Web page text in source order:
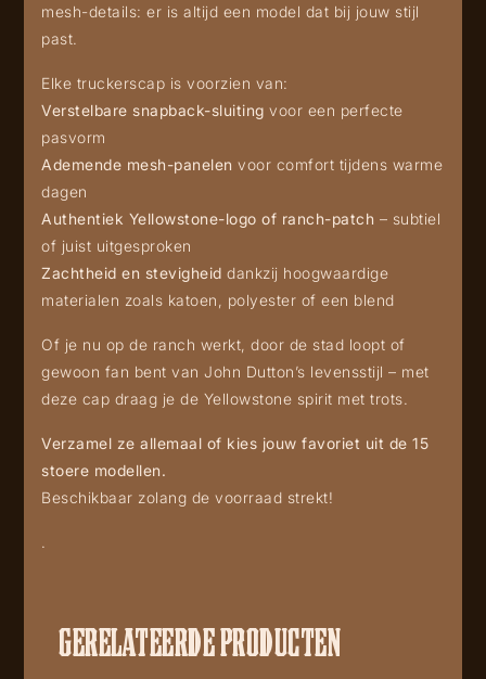
mesh-details: er is altijd een model dat bij jouw stijl
past.
Elke truckerscap is voorzien van:
Verstelbare snapback-sluiting voor een perfecte
pasvorm
Ademende mesh-panelen voor comfort tijdens warme
dagen
Authentiek Yellowstone-logo of ranch-patch – subtiel
of juist uitgesproken
Zachtheid en stevigheid dankzij hoogwaardige
materialen zoals katoen, polyester of een blend
Of je nu op de ranch werkt, door de stad loopt of
gewoon fan bent van John Dutton’s levensstijl – met
deze cap draag je de Yellowstone spirit met trots.
Verzamel ze allemaal of kies jouw favoriet uit de 15
stoere modellen.
Beschikbaar zolang de voorraad strekt!
.
GERELATEERDE PRODUCTEN